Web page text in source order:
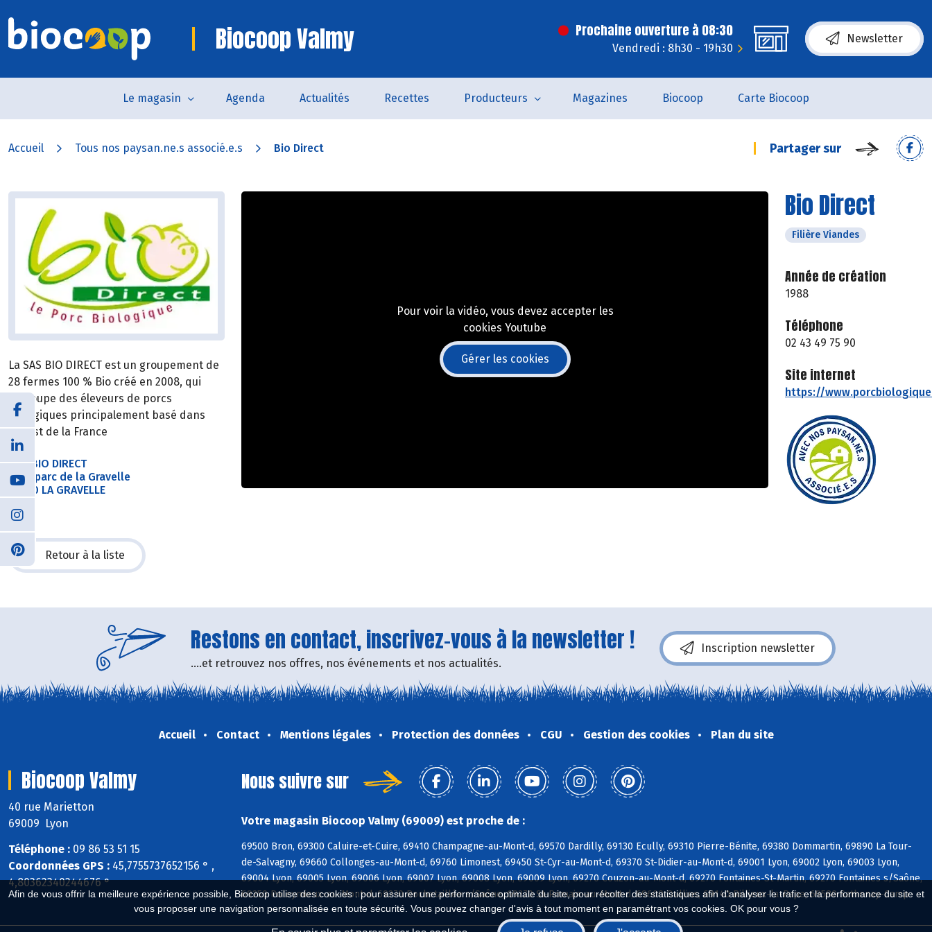
Afin de vous offrir la meilleure expérience possible, Biocoop utilise des cookies : pour assurer une performance optimale du site, pour récolter des statistiques afin d'analyser le trafic et la performance du site et
vous proposer une navigation personnalisée en toute sécurité. Vous pouvez changer d'avis à tout moment en paramétrant vos cookies. OK pour vous ?
Biocoop Valmy Prochaine ouverture à 08:30
Vendredi : 8h30 - 19h30
Newsletter
Le magasin Agenda Actualités Recettes Producteurs Magazines Biocoop Carte Biocoop
Accueil Tous nos paysan.ne.s associé.e.s Bio Direct Partager sur
Bio Direct
Filière Viandes
Année de création
1988
Téléphone
02 43 49 75 90
Site internet
https://
La SAS BIO DIRECT est un groupement de
28 fermes 100 % Bio créé en 2008, qui
regroupe des éleveurs de porcs
biologiques principalement basé dans
l’Ouest de la France
SAS BIO DIRECT
2 Ecoparc de la Gravelle
53410 LA GRAVELLE
Pour voir la vidéo, vous devez accepter les
cookies Youtube
Gérer les cookies
Retour à la liste
Restons en contact, inscrivez-vous à la newsletter !
....et retrouvez nos offres, nos événements et nos actualités.
Inscription newsletter
Accueil Contact Mentions légales Protection des données CGU Gestion des cookies Plan du site
Biocoop Valmy
40 rue Marietton
69009 Lyon
Téléphone : 09 86 53 51 15
Coordonnées GPS : 45,7755737652156 ° ,
4,80362340244676 °
Nous suivre sur
Votre magasin Biocoop Valmy (69009) est proche de :
69500 Bron, 69300 Caluire-et-Cuire, 69410 Champagne-au-Mont-d, 69570 Dardilly, 69130 Ecully, 69310 Pierre-Bénite, 69380 Dommartin, 69890 La Tour-
de-Salvagny, 69660 Collonges-au-Mont-d, 69760 Limonest, 69450 St-Cyr-au-Mont-d, 69370 St-Didier-au-Mont-d, 69001 Lyon, 69002 Lyon, 69003 Lyon,
69004 Lyon, 69005 Lyon, 69006 Lyon, 69007 Lyon, 69008 Lyon, 69009 Lyon, 69270 Couzon-au-Mont-d, 69270 Fontaines-St-Martin, 69270 Fontaines s/Saône,
69250 Poleymieux-au-Mont-d, 69270 Rochetaillée s/Saône, 69270 St-Romain-au-Mont-d, 69600 Oullins, 69140 Rillieux-la-Pape, 69580 Sathonay-Camp